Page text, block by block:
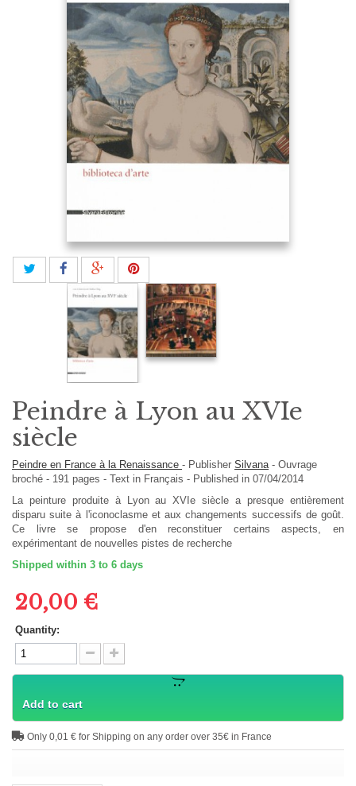
Peindre à Lyon au XVIe
siècle
Peindre en France à la Renaissance - Publisher Silvana - Ouvrage
broché - 191 pages - Text in Français - Published in 07/04/2014
La peinture produite à Lyon au XVIe siècle a presque entièrement
disparu suite à l'iconoclasme et aux changements successifs de goût.
Ce livre se propose d'en reconstituer certains aspects, en
expérimentant de nouvelles pistes de recherche
Shipped within 3 to 6 days
20,00 €
Quantity:
Add to cart
Only 0,01 € for Shipping on any order over 35€ in France